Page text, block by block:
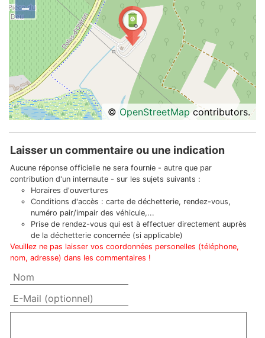
−
© OpenStreetMap contributors.
Laisser un commentaire ou une indication
Aucune réponse officielle ne sera fournie - autre que par
contribution d'un internaute - sur les sujets suivants :
Horaires d'ouvertures
Conditions d'accès : carte de déchetterie, rendez-vous,
numéro pair/impair des véhicule,...
Prise de rendez-vous qui est à effectuer directement auprès
de la déchetterie concernée (si applicable)
Veuillez ne pas laisser vos coordonnées personelles (téléphone,
nom, adresse) dans les commentaires !